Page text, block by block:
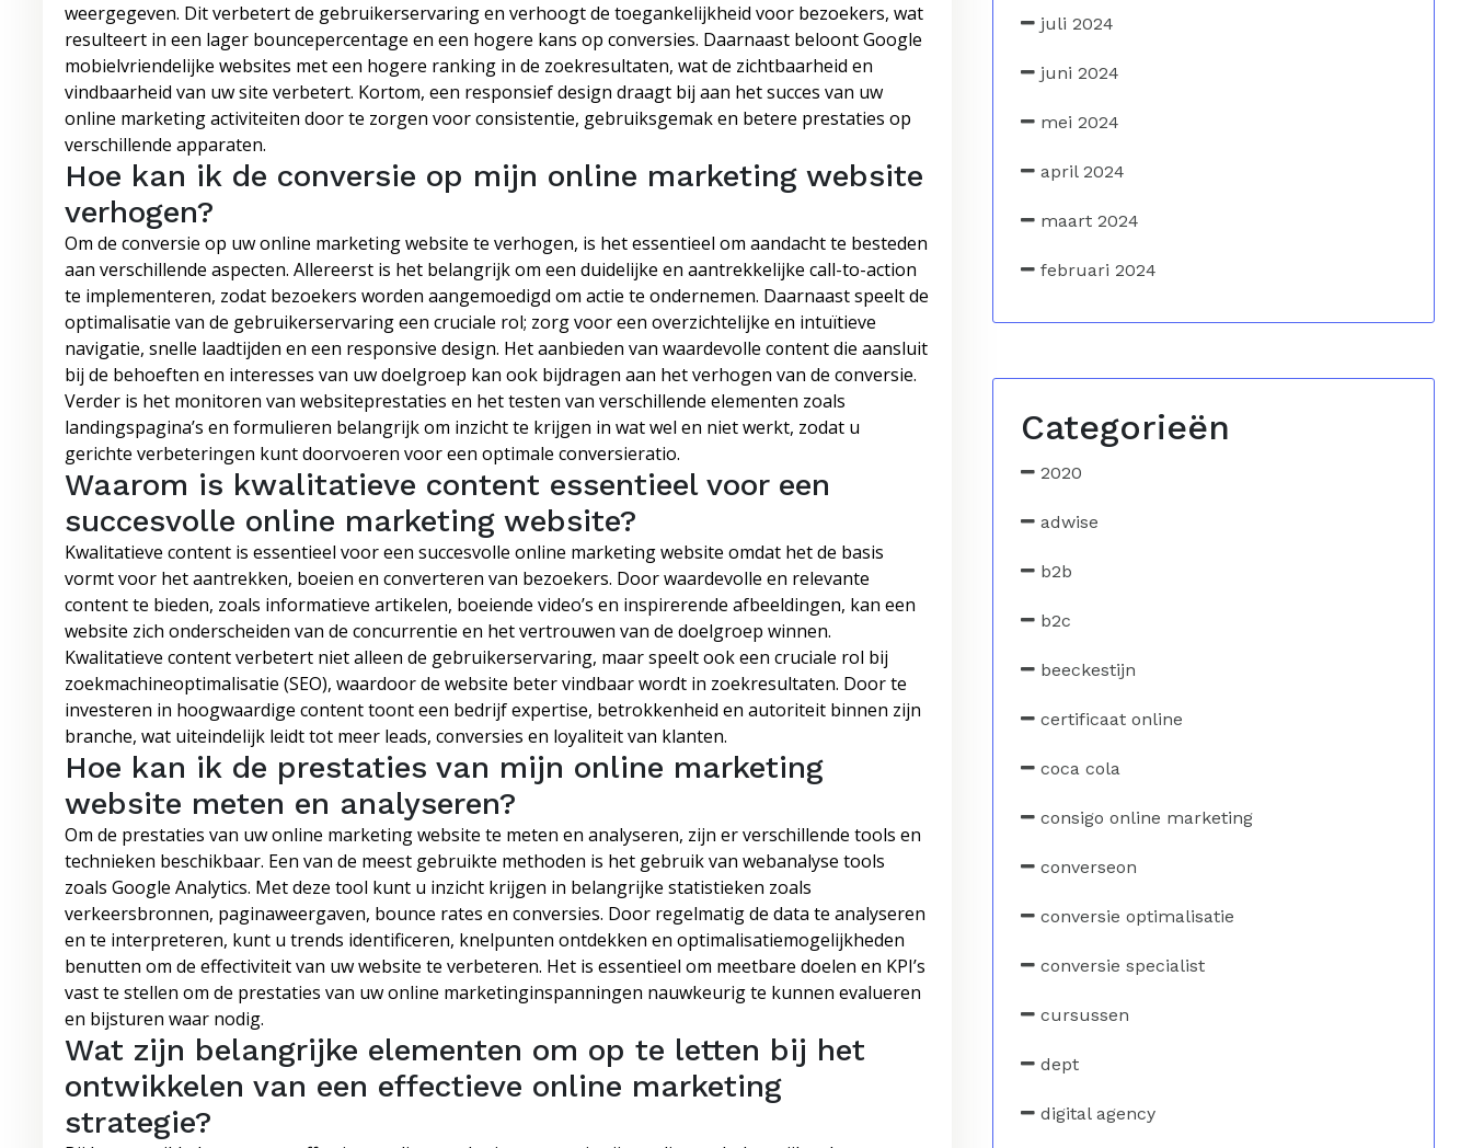
weergegeven. Dit verbetert de gebruikerservaring en verhoogt de toegankelijkheid voor bezoekers, wat
resulteert in een lager bouncepercentage en een hogere kans op conversies. Daarnaast beloont Google
mobielvriendelijke websites met een hogere ranking in de zoekresultaten, wat de zichtbaarheid en
vindbaarheid van uw site verbetert. Kortom, een responsief design draagt bij aan het succes van uw
online marketing activiteiten door te zorgen voor consistentie, gebruiksgemak en betere prestaties op
verschillende apparaten.
Hoe kan ik de conversie op mijn online marketing website
verhogen?
Om de conversie op uw online marketing website te verhogen, is het essentieel om aandacht te besteden
aan verschillende aspecten. Allereerst is het belangrijk om een duidelijke en aantrekkelijke call-to-action
te implementeren, zodat bezoekers worden aangemoedigd om actie te ondernemen. Daarnaast speelt de
optimalisatie van de gebruikerservaring een cruciale rol; zorg voor een overzichtelijke en intuïtieve
navigatie, snelle laadtijden en een responsive design. Het aanbieden van waardevolle content die aansluit
bij de behoeften en interesses van uw doelgroep kan ook bijdragen aan het verhogen van de conversie.
Verder is het monitoren van websiteprestaties en het testen van verschillende elementen zoals
landingspagina’s en formulieren belangrijk om inzicht te krijgen in wat wel en niet werkt, zodat u
gerichte verbeteringen kunt doorvoeren voor een optimale conversieratio.
Waarom is kwalitatieve content essentieel voor een
succesvolle online marketing website?
Kwalitatieve content is essentieel voor een succesvolle online marketing website omdat het de basis
vormt voor het aantrekken, boeien en converteren van bezoekers. Door waardevolle en relevante
content te bieden, zoals informatieve artikelen, boeiende video’s en inspirerende afbeeldingen, kan een
website zich onderscheiden van de concurrentie en het vertrouwen van de doelgroep winnen.
Kwalitatieve content verbetert niet alleen de gebruikerservaring, maar speelt ook een cruciale rol bij
zoekmachineoptimalisatie (SEO), waardoor de website beter vindbaar wordt in zoekresultaten. Door te
investeren in hoogwaardige content toont een bedrijf expertise, betrokkenheid en autoriteit binnen zijn
branche, wat uiteindelijk leidt tot meer leads, conversies en loyaliteit van klanten.
Hoe kan ik de prestaties van mijn online marketing
website meten en analyseren?
Om de prestaties van uw online marketing website te meten en analyseren, zijn er verschillende tools en
technieken beschikbaar. Een van de meest gebruikte methoden is het gebruik van webanalyse tools
zoals Google Analytics. Met deze tool kunt u inzicht krijgen in belangrijke statistieken zoals
verkeersbronnen, paginaweergaven, bounce rates en conversies. Door regelmatig de data te analyseren
en te interpreteren, kunt u trends identificeren, knelpunten ontdekken en optimalisatiemogelijkheden
benutten om de effectiviteit van uw website te verbeteren. Het is essentieel om meetbare doelen en KPI’s
vast te stellen om de prestaties van uw online marketinginspanningen nauwkeurig te kunnen evalueren
en bijsturen waar nodig.
Wat zijn belangrijke elementen om op te letten bij het
ontwikkelen van een effectieve online marketing
strategie?
juli 2024
juni 2024
mei 2024
april 2024
maart 2024
februari 2024
Categorieën
2020
adwise
b2b
b2c
beeckestijn
certificaat online
coca cola
consigo online marketing
converseon
conversie optimalisatie
conversie specialist
cursussen
dept
digital agency